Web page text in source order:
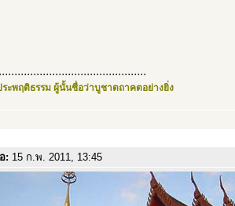
ระพฤติธรรม ผู้นั้นชื่อว่าบูชาตถาคตอย่างยิ่ง
: 15 ก.พ. 2011, 13:45